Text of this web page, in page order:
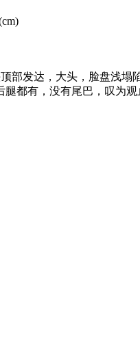
部发达，大头，脸盘浅塌
都有，没有尾巴，叹为观